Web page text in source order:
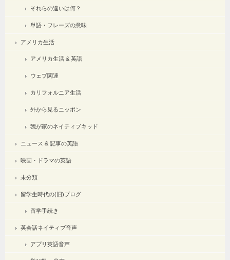
それらの違いは何？
単語・フレーズの意味
アメリカ生活
アメリカ生活 & 英語
ウェブ関連
カリフォルニア生活
外から見るニッポン
我が家のネイティブキッド
ニュース & 記事の英語
映画・ドラマの英語
未分類
留学生時代の(旧)ブログ
留学手続き
英会話ネイティブ音声
アプリ英語音声